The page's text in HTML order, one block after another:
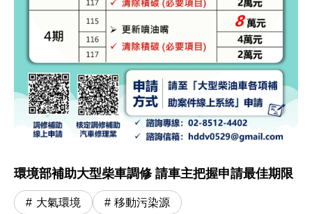
環境部補助大型柴車調修 請車主把握申請最佳期限
大氣環境 移動污染源